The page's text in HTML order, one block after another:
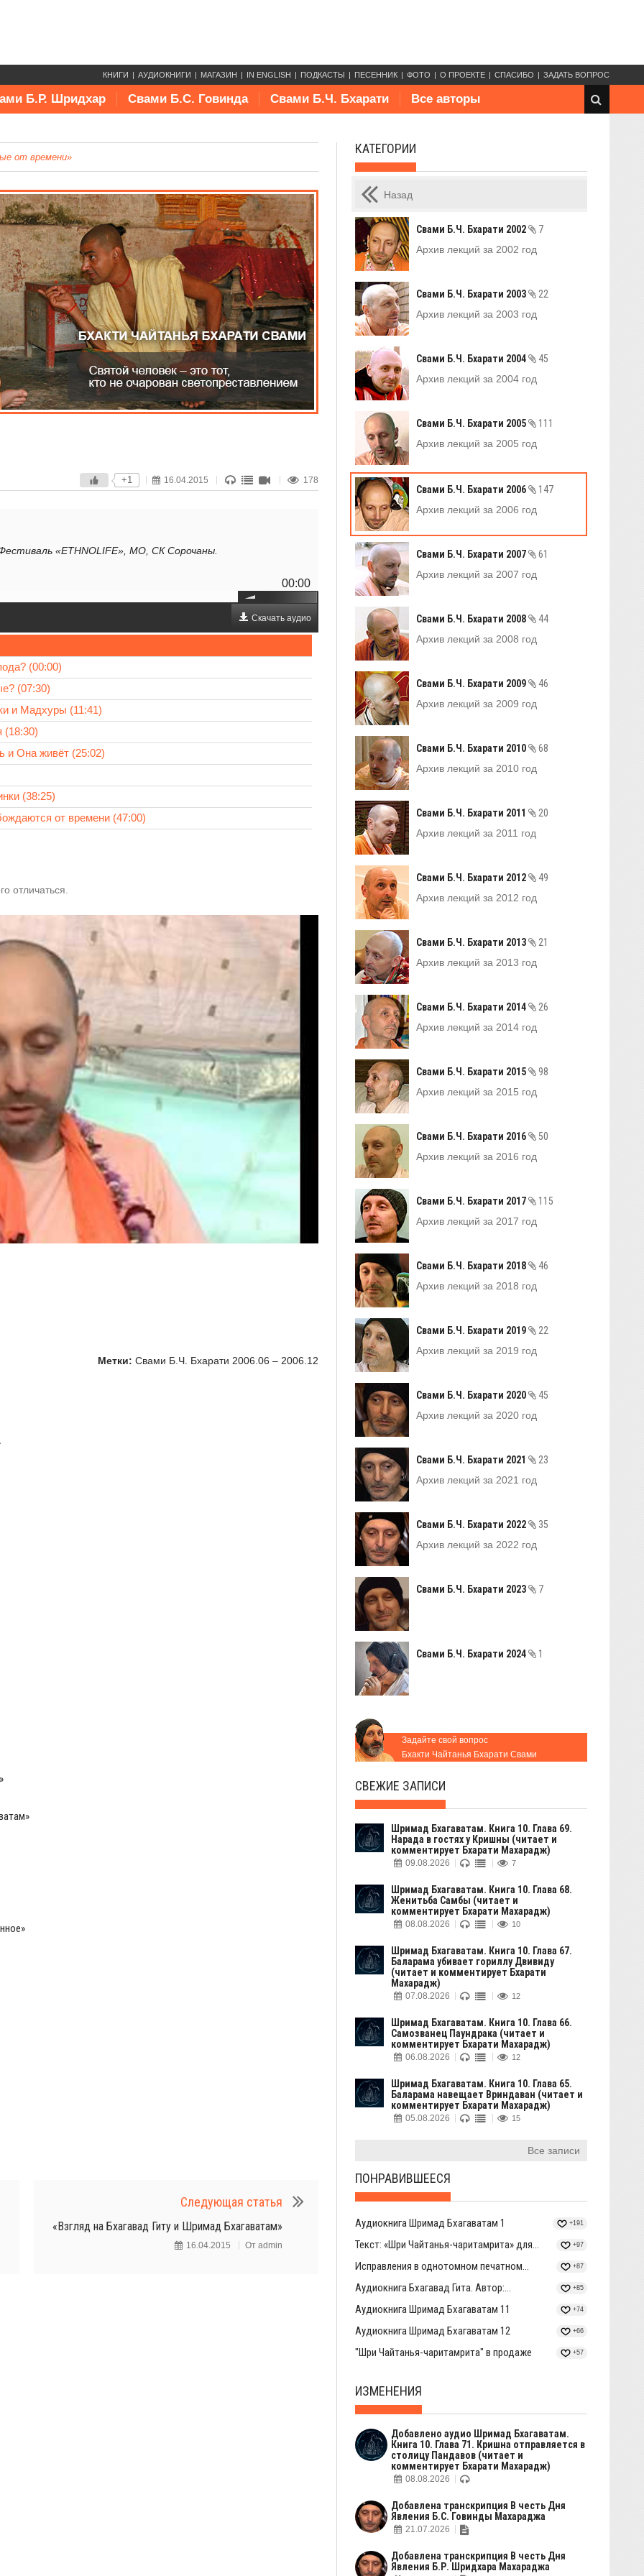
КНИГИ АУДИОКНИГИ МАГАЗИН IN ENGLISH ПОДКАСТЫ ПЕСЕННИК ФОТО О ПРОЕКТЕ СПАСИБО ЗАДАТЬ ВОПРОС
Б.Р. Шридхар Свами Б.С. Говинда Свами Б.Ч. Бхарати Все авторы
от времени»
+1 16.04.2015 178
«ETHNOLIFE», МО, СК Сорочаны.
00:00
Скачать аудио
(00:00)
(07:30)
и Мадхуры (11:41)
(18:30)
и Она живёт (25:02)
(38:25)
от времени (47:00)
отличаться.
Метки: Свами Б.Ч. Бхарати 2006.06 – 2006.12
Следующая статья
«Взгляд на Бхагавад Гиту и Шримад Бхагаватам»
16.04.2015 От admin
КАТЕГОРИИ
Назад
Свами Б.Ч. Бхарати 2002
7
Архив лекций за 2002 год
Свами Б.Ч. Бхарати 2003
22
Архив лекций за 2003 год
Свами Б.Ч. Бхарати 2004
45
Архив лекций за 2004 год
Свами Б.Ч. Бхарати 2005
111
Архив лекций за 2005 год
Свами Б.Ч. Бхарати 2006
147
Архив лекций за 2006 год
Свами Б.Ч. Бхарати 2007
61
Архив лекций за 2007 год
Свами Б.Ч. Бхарати 2008
44
Архив лекций за 2008 год
Свами Б.Ч. Бхарати 2009
46
Архив лекций за 2009 год
Свами Б.Ч. Бхарати 2010
68
Архив лекций за 2010 год
Свами Б.Ч. Бхарати 2011
20
Архив лекций за 2011 год
Свами Б.Ч. Бхарати 2012
49
Архив лекций за 2012 год
Свами Б.Ч. Бхарати 2013
21
Архив лекций за 2013 год
Свами Б.Ч. Бхарати 2014
26
Архив лекций за 2014 год
Свами Б.Ч. Бхарати 2015
98
Архив лекций за 2015 год
Свами Б.Ч. Бхарати 2016
50
Архив лекций за 2016 год
Свами Б.Ч. Бхарати 2017
115
Архив лекций за 2017 год
Свами Б.Ч. Бхарати 2018
46
Архив лекций за 2018 год
Свами Б.Ч. Бхарати 2019
22
Архив лекций за 2019 год
Свами Б.Ч. Бхарати 2020
45
Архив лекций за 2020 год
Свами Б.Ч. Бхарати 2021
23
Архив лекций за 2021 год
Свами Б.Ч. Бхарати 2022
35
Архив лекций за 2022 год
Свами Б.Ч. Бхарати 2023 7
Свами Б.Ч. Бхарати 2024 1
Задайте свой вопрос
Бхакти Чайтанья Бхарати Свами
СВЕЖИЕ ЗАПИСИ
Шримад Бхагаватам. Книга 10. Глава 69.
Нарада в гостях у Кришны (читает и
комментирует Бхарати Махарадж)
09.08.2026 7
Шримад Бхагаватам. Книга 10. Глава 68.
Женитьба Самбы (читает и
комментирует Бхарати Махарадж)
08.08.2026 10
Шримад Бхагаватам. Книга 10. Глава 67.
Баларама убивает гориллу Двивиду
(читает и комментирует Бхарати
Махарадж)
07.08.2026 12
Шримад Бхагаватам. Книга 10. Глава 66.
Самозванец Паундрака (читает и
комментирует Бхарати Махарадж)
06.08.2026 12
Шримад Бхагаватам. Книга 10. Глава 65.
Баларама навещает Вриндаван (читает и
комментирует Бхарати Махарадж)
05.08.2026 15
Все записи
ПОНРАВИВШЕЕСЯ
Аудиокнига Шримад Бхагаватам 1 +191
Текст: «Шри Чайтанья-чаритамрита» для... +97
Исправления в однотомном печатном... +87
Аудиокнига Бхагавад Гита. Автор:... +85
Аудиокнига Шримад Бхагаватам 11 +74
Аудиокнига Шримад Бхагаватам 12 +66
"Шри Чайтанья-чаритамрита" в продаже +57
ИЗМЕНЕНИЯ
Добавлено аудио Шримад Бхагаватам.
Книга 10. Глава 71. Кришна отправляется в
столицу Пандавов (читает и
комментирует Бхарати Махарадж)
08.08.2026
Добавлена транскрипция В честь Дня
Явления Б.С. Говинды Махараджа
21.07.2026
Добавлена транскрипция В честь Дня
Явления Б.Р. Шридхара Махараджа